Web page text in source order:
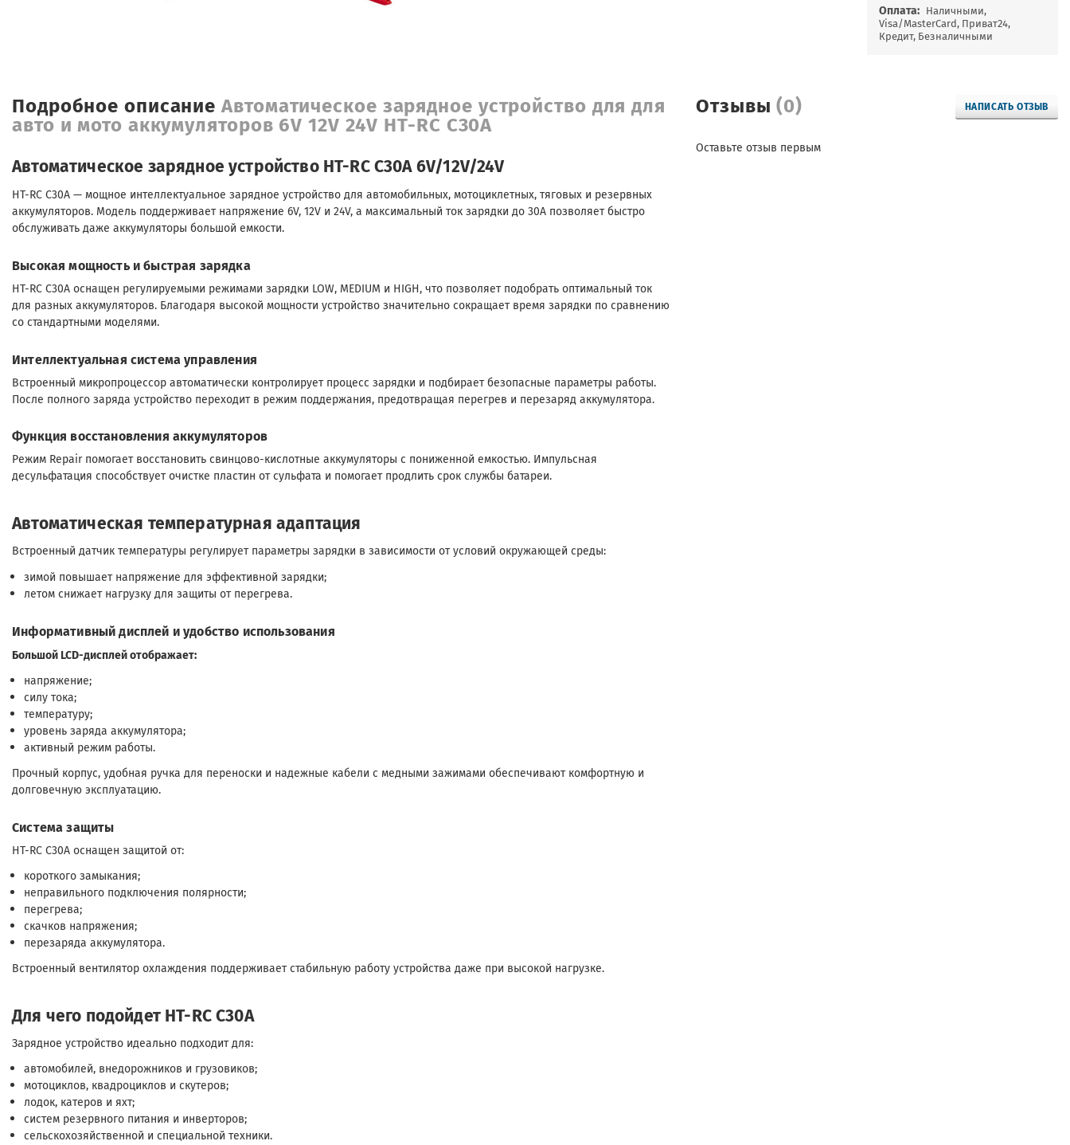
Оплата: Наличными,
Visa/MasterCard, Приват24,
Кредит, Безналичными
Отзывы(0) НАПИСАТЬ ОТЗЫВ
Оставьте отзыв первым
Подробное описаниеАвтоматическое зарядное устройство для для
авто и мото аккумуляторов 6V 12V 24V HT-RC C30A
Автоматическое зарядное устройство HT-RC C30A 6V/12V/24V
HT-RC C30A — мощное интеллектуальное зарядное устройство для автомобильных, мотоциклетных, тяговых и резервных
аккумуляторов. Модель поддерживает напряжение 6V, 12V и 24V, а максимальный ток зарядки до 30A позволяет быстро
обслуживать даже аккумуляторы большой емкости.
Высокая мощность и быстрая зарядка
HT-RC C30A оснащен регулируемыми режимами зарядки LOW, MEDIUM и HIGH, что позволяет подобрать оптимальный ток
для разных аккумуляторов. Благодаря высокой мощности устройство значительно сокращает время зарядки по сравнению
со стандартными моделями.
Интеллектуальная система управления
Встроенный микропроцессор автоматически контролирует процесс зарядки и подбирает безопасные параметры работы.
После полного заряда устройство переходит в режим поддержания, предотвращая перегрев и перезаряд аккумулятора.
Функция восстановления аккумуляторов
Режим Repair помогает восстановить свинцово-кислотные аккумуляторы с пониженной емкостью. Импульсная
десульфатация способствует очистке пластин от сульфата и помогает продлить срок службы батареи.
Автоматическая температурная адаптация
Встроенный датчик температуры регулирует параметры зарядки в зависимости от условий окружающей среды:
зимой повышает напряжение для эффективной зарядки;
летом снижает нагрузку для защиты от перегрева.
Информативный дисплей и удобство использования
Большой LCD-дисплей отображает:
напряжение;
силу тока;
температуру;
уровень заряда аккумулятора;
активный режим работы.
Прочный корпус, удобная ручка для переноски и надежные кабели с медными зажимами обеспечивают комфортную и
долговечную эксплуатацию.
Система защиты
HT-RC C30A оснащен защитой от:
короткого замыкания;
неправильного подключения полярности;
перегрева;
скачков напряжения;
перезаряда аккумулятора.
Встроенный вентилятор охлаждения поддерживает стабильную работу устройства даже при высокой нагрузке.
Для чего подойдет HT-RC C30A
Зарядное устройство идеально подходит для:
автомобилей, внедорожников и грузовиков;
мотоциклов, квадроциклов и скутеров;
лодок, катеров и яхт;
систем резервного питания и инверторов;
сельскохозяйственной и специальной техники.